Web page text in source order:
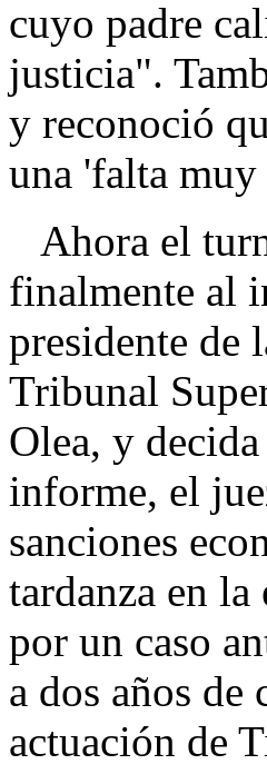
cuyo padre
justicia".
y reconoció
una 'falta muy
Ahora el
finalmente al
presidente de
Tribunal
Olea, y
informe, el
sanciones
tardanza en
por un caso
a dos años de
actuación de